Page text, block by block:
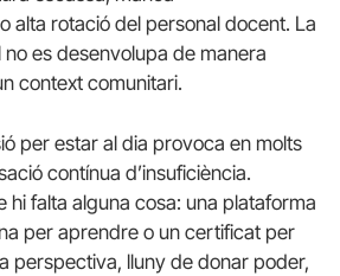
alta rotació del personal docent. La
es desenvolupa de manera
context comunitari.
per estar al dia provoca en molts
contínua d’insuficiència.
hi falta alguna cosa: una plataforma
per aprendre o un certificat per
perspectiva, lluny de donar poder,